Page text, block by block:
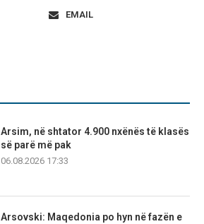
EMAIL
Arsim, në shtator 4.900 nxënës të klasës
së parë më pak
06.08.2026 17:33
Arsovski: Maqedonia po hyn në fazën e